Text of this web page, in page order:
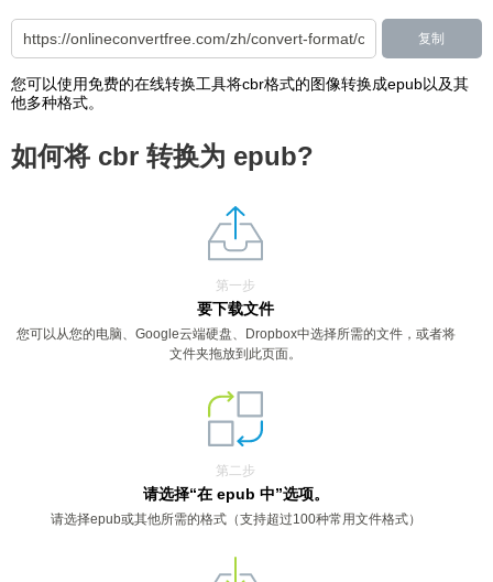
复制
您可以使用免费的在线转换工具将cbr格式的图像转换成epub以及其
他多种格式。
如何将 cbr 转换为 epub?
第一步
要下载文件
您可以从您的电脑、Google云端硬盘、Dropbox中选择所需的文件，或者将
文件夹拖放到此页面。
第二步
请选择“在 epub 中”选项。
请选择epub或其他所需的格式（支持超过100种常用文件格式）